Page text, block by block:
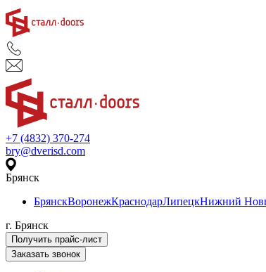
+7 (4832) 370-274
bry@dverisd.com
Брянск
БрянскВоронежКраснодарЛипецкНижний
г. Брянск
Получить прайс-лист
Заказать звонок